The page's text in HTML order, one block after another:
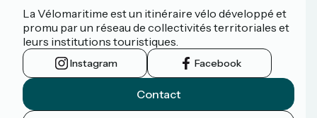
La Vélomaritime est un itinéraire vélo développé et
promu par un réseau de collectivités territoriales et
leurs institutions touristiques.
Instagram Facebook
Contact